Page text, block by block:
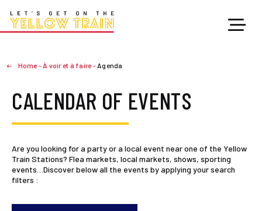
Home-À voir et à faire-Agenda
CALENDAR OF EVENTS
Are you looking for a party or a local event near one of the Yellow
Train Stations? Flea markets, local markets, shows, sporting
events…Discover below all the events by applying your search
filters :